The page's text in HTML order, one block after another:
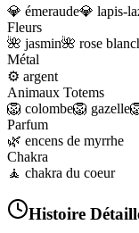
💎 émeraude💎 lapis-
Fleurs
🌺 jasmin🌺 rose
Métal
⚙️ argent
Animaux Totems
🦁 colombe🦁 gazelle
Parfum
🌿 encens de myrrhe
Chakra
🧘 chakra du coeur
Histoire